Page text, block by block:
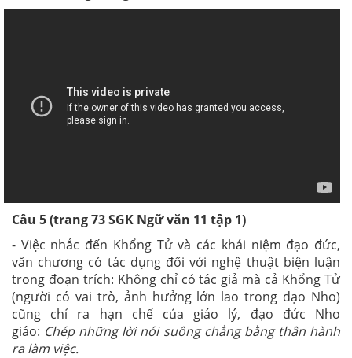
Câu 5 (trang 73 SGK Ngữ văn 11 tập 1)
- Việc nhắc đến Khổng Tử và các khái niệm đạo đức,
văn chương có tác dụng đối với nghệ thuật biện luận
trong đoạn trích: Không chỉ có tác giả mà cả Khổng Tử
(người có vai trò, ảnh hưởng lớn lao trong đạo Nho)
cũng chỉ ra hạn chế của giáo lý, đạo đức Nho
giáo: Chép những lời nói suông chẳng bằng thân hành
ra làm việc.